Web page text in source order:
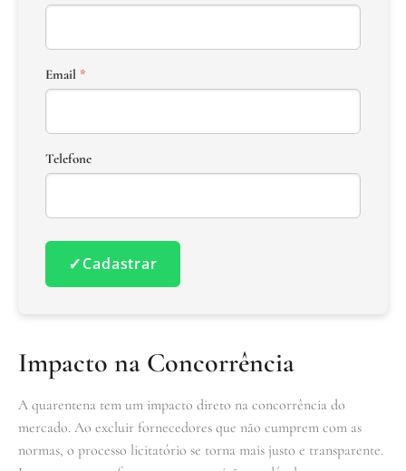
Email *
Telefone
✓Cadastrar
Impacto na Concorrência
A quarentena tem um impacto direto na concorrência do
mercado. Ao excluir fornecedores que não cumprem com as
normas, o processo licitatório se torna mais justo e transparente.